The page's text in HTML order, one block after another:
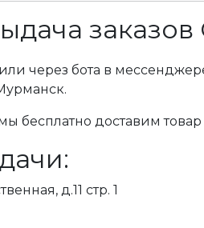
заказов
через бота в
бесплатно доставим
д.11 стр. 1